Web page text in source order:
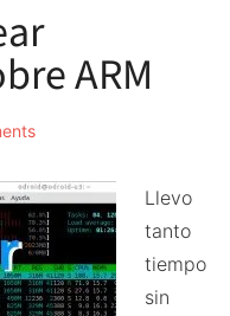
ARM
Llevo
tanto
tiempo
sin